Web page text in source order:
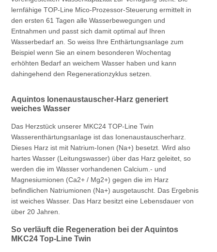
lernfähige TOP-Line Mico-Prozessor-Steuerung ermittelt in
den ersten 61 Tagen alle Wasserbewegungen und
Entnahmen und passt sich damit optimal auf Ihren
Wasserbedarf an. So weiss Ihre Enthärtungsanlage zum
Beispiel wenn Sie an einem besonderen Wochentag
erhöhten Bedarf an weichem Wasser haben und kann
dahingehend den Regenerationzyklus setzen.
Aquintos Ionenaustauscher-Harz generiert
weiches Wasser
Das Herzstück unserer MKC24 TOP-Line Twin
Wasserenthärtungsanlage ist das Ionenaustauscherharz.
Dieses Harz ist mit Natrium-Ionen (Na+) besetzt. Wird also
hartes Wasser (Leitungswasser) über das Harz geleitet, so
werden die im Wasser vorhandenen Calcium.- und
Magnesiumionen (Ca2+ / Mg2+) gegen die im Harz
befindlichen Natriumionen (Na+) ausgetauscht. Das Ergebnis
ist weiches Wasser. Das Harz besitzt eine Lebensdauer von
über 20 Jahren.
So verläuft die Regeneration bei der Aquintos
MKC24 Top-Line Twin